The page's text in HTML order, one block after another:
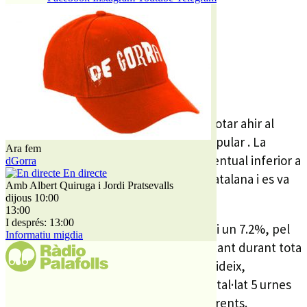
Ara fem
dGorra
En directe
Amb Albert Quiruga i Jordi Pratsevalls
dijous 10:00
13:00
I després: 13:00
Informatiu migdia
Poc més d’un miler de persones van votar ahir al
nostre municipi en la seva consulta popular . La
participació a PLF va ser un punt percentual inferior a
la mitjana comarcal i 5 per sota de la catalana i es va
situar finalment al 14.75%.
A la 1 del migdia havia votat al municipi un 7.2%, pel
que l’afluència de votants va ser constant durant tota
la jornada. La plataforma Palafolls Decideix,
organitzadora de la consulta, havia instal·lat 5 urnes
repartides en tres emplaçaments diferents.